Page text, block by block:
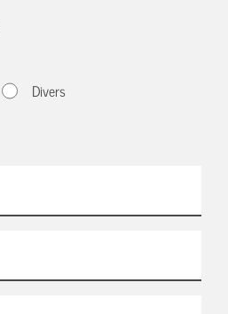
Divers